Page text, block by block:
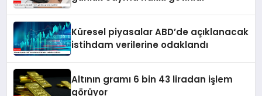
Küresel piyasalar ABD’de açıklanacak
istihdam verilerine odaklandı
Altının gramı 6 bin 43 liradan işlem
görüyor